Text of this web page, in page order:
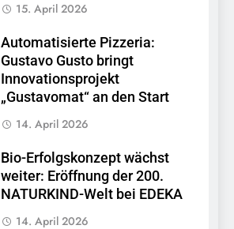
15. April 2026
Automatisierte Pizzeria:
Gustavo Gusto bringt
Innovationsprojekt
„Gustavomat“ an den Start
14. April 2026
Bio-Erfolgskonzept wächst
weiter: Eröffnung der 200.
NATURKIND-Welt bei EDEKA
14. April 2026